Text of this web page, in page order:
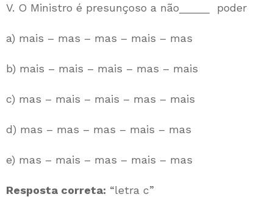
V. O Ministro é presunçoso a não_____ poder
a) mais – mas – mas – mais – mas
b) mais – mais – mais – mas – mais
c) mas – mais – mais – mas – mais
d) mas – mas – mas – mais – mas
e) mas – mais – mas – mais – mas
Resposta correta: “letra c”